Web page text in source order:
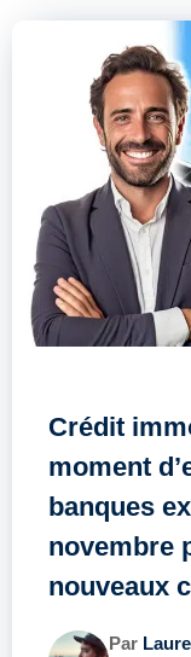
Crédit
moment
banques
novembre
nouveaux
Par